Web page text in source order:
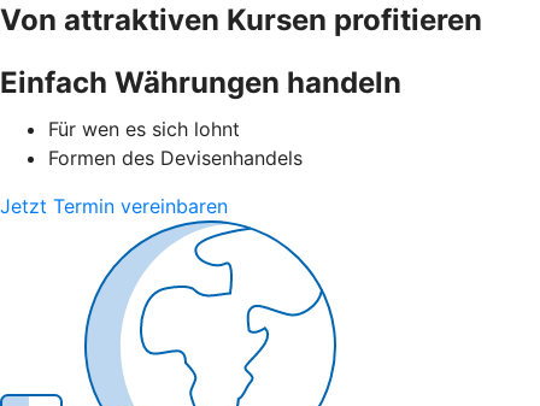
Von attraktiven Kursen profitieren
Einfach Währungen handeln
Für wen es sich lohnt
Formen des Devisenhandels
Jetzt Termin vereinbaren